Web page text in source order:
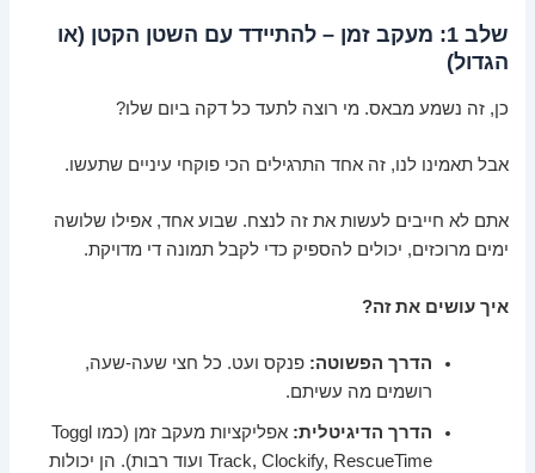
שלב 1: מעקב זמן – להתיידד עם השטן הקטן (או
הגדול)
כן, זה נשמע מבאס. מי רוצה לתעד כל דקה ביום שלו?
אבל תאמינו לנו, זה אחד התרגילים הכי פוקחי עיניים שתעשו.
אתם לא חייבים לעשות את זה לנצח. שבוע אחד, אפילו שלושה
ימים מרוכזים, יכולים להספיק כדי לקבל תמונה די מדויקת.
איך עושים את זה?
הדרך הפשוטה: פנקס ועט. כל חצי שעה-שעה,
רושמים מה עשיתם.
הדרך הדיגיטלית:
אפליקציות מעקב זמן (כמו Toggl
Track, Clockify, RescueTime ועוד רבות). הן יכולות